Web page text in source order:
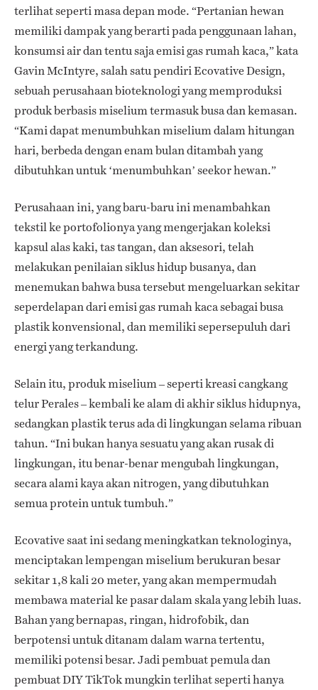
terlihat seperti masa depan mode. “Pertanian hewan
memiliki dampak yang berarti pada penggunaan lahan,
konsumsi air dan tentu saja emisi gas rumah kaca,” kata
Gavin McIntyre, salah satu pendiri Ecovative Design,
sebuah perusahaan bioteknologi yang memproduksi
produk berbasis miselium termasuk busa dan kemasan.
“Kami dapat menumbuhkan miselium dalam hitungan
hari, berbeda dengan enam bulan ditambah yang
dibutuhkan untuk ‘menumbuhkan’ seekor hewan.”
Perusahaan ini, yang baru-baru ini menambahkan
tekstil ke portofolionya yang mengerjakan koleksi
kapsul alas kaki, tas tangan, dan aksesori, telah
melakukan penilaian siklus hidup busanya, dan
menemukan bahwa busa tersebut mengeluarkan sekitar
seperdelapan dari emisi gas rumah kaca sebagai busa
plastik konvensional, dan memiliki sepersepuluh dari
energi yang terkandung.
Selain itu, produk miselium – seperti kreasi cangkang
telur Perales – kembali ke alam di akhir siklus hidupnya,
sedangkan plastik terus ada di lingkungan selama ribuan
tahun. “Ini bukan hanya sesuatu yang akan rusak di
lingkungan, itu benar-benar mengubah lingkungan,
secara alami kaya akan nitrogen, yang dibutuhkan
semua protein untuk tumbuh.”
Ecovative saat ini sedang meningkatkan teknologinya,
menciptakan lempengan miselium berukuran besar
sekitar 1,8 kali 20 meter, yang akan mempermudah
membawa material ke pasar dalam skala yang lebih luas.
Bahan yang bernapas, ringan, hidrofobik, dan
berpotensi untuk ditanam dalam warna tertentu,
memiliki potensi besar. Jadi pembuat pemula dan
pembuat DIY TikTok mungkin terlihat seperti hanya